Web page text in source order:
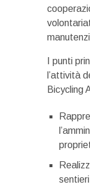
I punti
l’attività
Bicycling